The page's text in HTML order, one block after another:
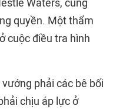
Waters, cũng
quyền. Một thẩm
cuộc điều tra hình
phải các bê bối
chịu áp lực ở